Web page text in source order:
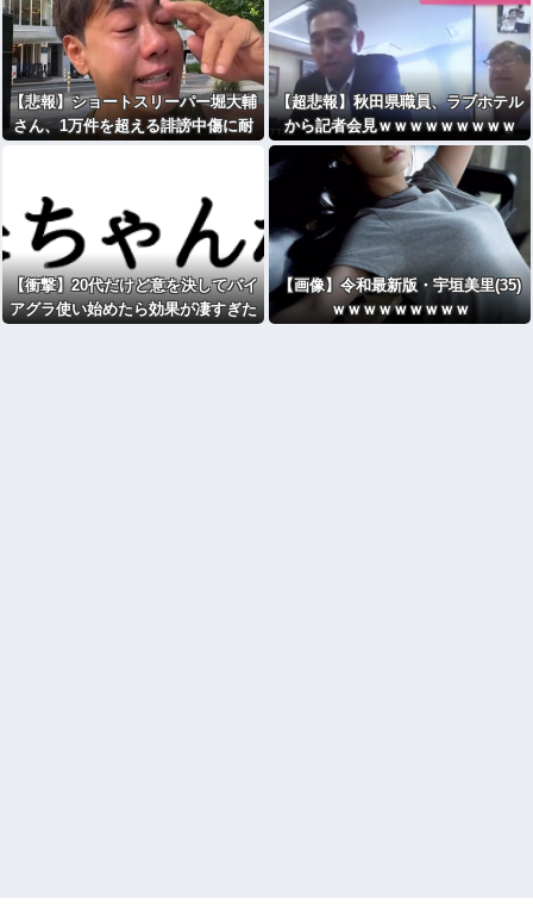
【悲報】ショートスリーパー堀大輔
さん、1万件を超える誹謗中傷に耐
【超悲報】秋田県職員、ラブホテル
から記者会見ｗｗｗｗｗｗｗｗｗ
【衝撃】20代だけど意を決してバイ
アグラ使い始めたら効果が凄すぎた
【画像】令和最新版・宇垣美里(35)
ｗｗｗｗｗｗｗｗｗ